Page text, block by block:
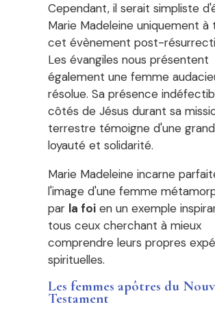
Cependant, il serait simpliste
Marie Madeleine uniquement à
cet évènement post-
Les évangiles nous présentent
également une femme
résolue. Sa présence
côtés de Jésus durant sa
terrestre témoigne d'une
loyauté et solidarité.
Marie Madeleine incarne
l'image d'une femme
par la foi en un exemple
tous ceux cherchant à mieux
comprendre leurs propres
spirituelles.
Les femmes apôtres du
Testament